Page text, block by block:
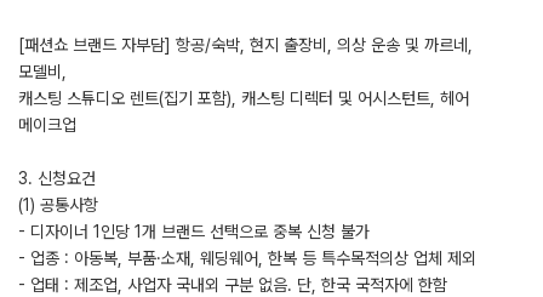
[패션쇼 브랜드 자부담] 항공/숙박, 현지 출장비, 의상 운송 및 까르네,
모델비,
캐스팅 스튜디오 렌트(집기 포함), 캐스팅 디렉터 및 어시스턴트, 헤어
메이크업
3. 신청요건
(1) 공통사항
- 디자이너 1인당 1개 브랜드 선택으로 중복 신청 불가
- 업종 : 아동복, 부품·소재, 웨딩웨어, 한복 등 특수목적의상 업체 제외
- 업태 : 제조업, 사업자 국내외 구분 없음. 단, 한국 국적자에 한함